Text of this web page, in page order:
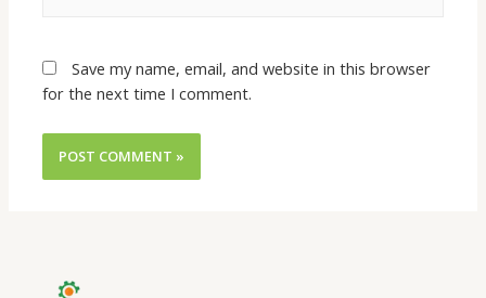
Save my name, email, and website in this browser
for the next time I comment.